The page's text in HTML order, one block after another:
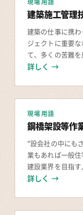
現場用語
建築施工管理
建築の仕事に携
ジェクトに重要
て、多くの苦難
詳しく →
現場用語
鋼橋架設等作
"設会社の中にも
業もあれば一般住
建設業界を目指
り、橋作り専門の
詳しく →